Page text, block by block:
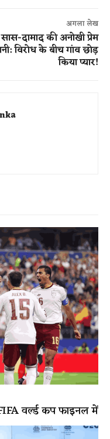
अगला लेख
सास-दामाद की अनोखी प्रेम
विरोध के बीच गांव छोड़
किया प्यार​!
वर्ल्ड कप फाइनल में